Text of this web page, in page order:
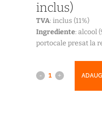
a
fost:
inclus)
TVA: inclus (11%)
Ingrediente: alcool
portocale presat la
Extract